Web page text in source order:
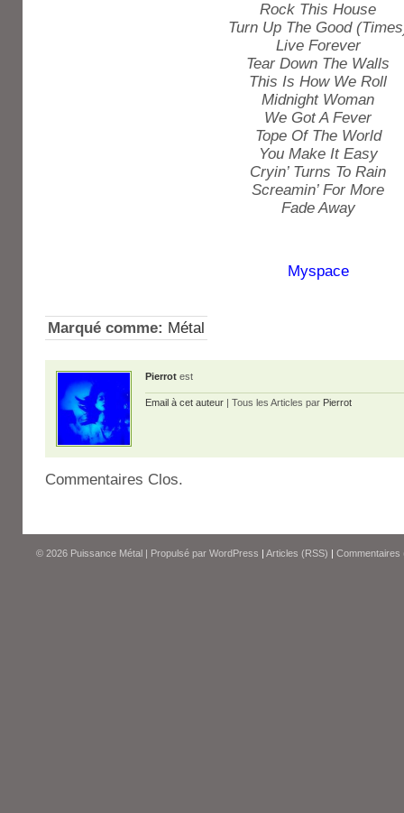
Rock This House
Turn Up The Good
Live Forever
Tear Down The Walls
This Is How We Roll
Midnight Woman
We Got A Fever
Tope Of The World
You Make It Easy
Cryin’ Turns To Rain
Screamin’ For More
Fade Away
Myspace
Marqué comme: Métal
Pierrot est
Email à cet auteur | Tous les Articles par Pierrot
Commentaires Clos.
© 2026 Puissance Métal | Propulsé par WordPress | Articles (RSS) | Commentaires